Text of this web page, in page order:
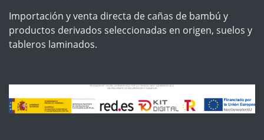
Importación y venta directa de cañas de bambú y
productos derivados seleccionadas en origen, suelos y
tableros laminados.